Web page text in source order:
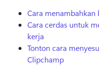
Cara
Cara cerdas untuk
kerja
Tonton cara
Clipchamp